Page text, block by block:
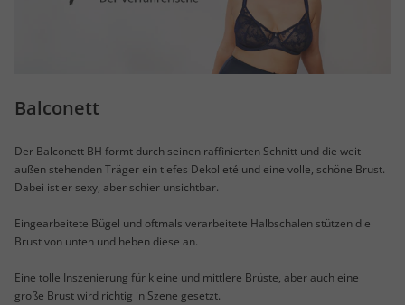
Balconett
Der Balconett BH formt durch seinen raffinierten Schnitt und die weit
außen stehenden Träger ein tiefes Dekolleté und eine volle, schöne Brust.
Dabei ist er sexy, aber schier unsichtbar.
Eingearbeitete Bügel und oftmals verarbeitete Halbschalen stützen die
Brust von unten und heben diese an.
Eine tolle Inszenierung für kleine und mittlere Brüste, aber auch eine
große Brust wird richtig in Szene gesetzt.